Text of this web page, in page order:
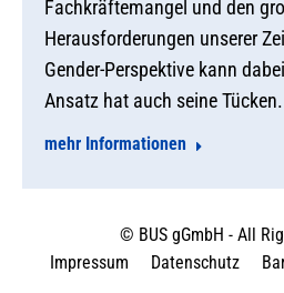
Fachkräftemangel und den
Herausforderungen unserer
Gender-Perspektive kann
Ansatz hat auch seine Tücken.
mehr Informationen
© BUS gGmbH - All
Impressum
Datenschutz